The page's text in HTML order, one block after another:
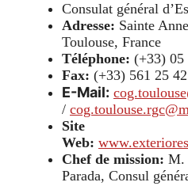
Consulat général
Adresse: Sainte
Toulouse, France
Téléphone: (+33) 05
Fax: (+33) 561 25
E-Mail:
/
Site
Web:
Chef de mission: M.
Parada, Consul